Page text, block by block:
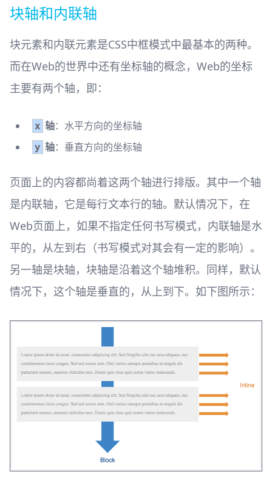
块轴和内联轴
块元素和内联元素是CSS中框模式中最基本的两种。
而在Web的世界中还有坐标轴的概念，Web的坐标
主要有两个轴，即：
x 轴：水平方向的坐标轴
y 轴：垂直方向的坐标轴
页面上的内容都尚着这两个轴进行排版。其中一个轴
是内联轴，它是每行文本行的轴。默认情况下，在
Web页面上，如果不指定任何书写模式，内联轴是水
平的，从左到右（书写模式对其会有一定的影响）。
另一轴是块轴，块轴是沿着这个轴堆积。同样，默认
情况下，这个轴是垂直的，从上到下。如下图所示：